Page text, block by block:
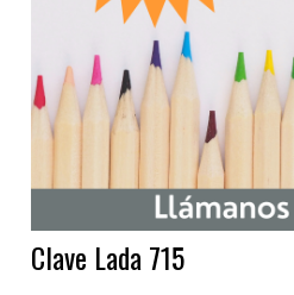
Clave Lada 715